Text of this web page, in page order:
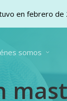
somos
en febrero